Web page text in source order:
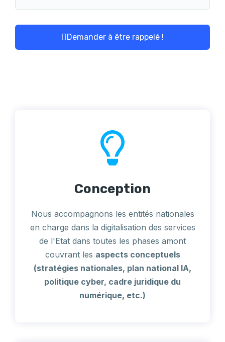
Demander à être rappelé !
Conception
Nous accompagnons les entités nationales
en charge dans la digitalisation des services
de l'Etat dans toutes les phases amont
couvrant les aspects conceptuels
(stratégies nationales, plan national IA,
politique cyber, cadre juridique du
numérique, etc.)